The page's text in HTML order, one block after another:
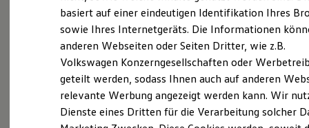
Technologie
Kosten und Kauf
Verbrauchskosten
Kaufoptionen
E-Auto-Förderung
Software und Konnektivität
Die ID. Software 6
ID. Software Versionen und Updates
Digitale Extras
Schnittstellen zu Ihrem ID.
Bis zu 32 Tage Urlaub möglich
Monatliche Gesundheitsprämie
Als Mitarbeiter erhalten Sie
Vorzugskonditionen
Für ausgewählte Lebensereignisse erhalten Sie
basiert auf einer eindeutigen Identifikation Ihres
sowie Ihres Internetgeräts. Die Informationen
anderen Webseiten oder Seiten Dritter, wie z.B.
Volkswagen Konzerngesellschaften oder
geteilt werden, sodass Ihnen auch auf anderen
relevante Werbung angezeigt werden kann. Wir
Dienste eines Dritten für die Verarbeitung solcher